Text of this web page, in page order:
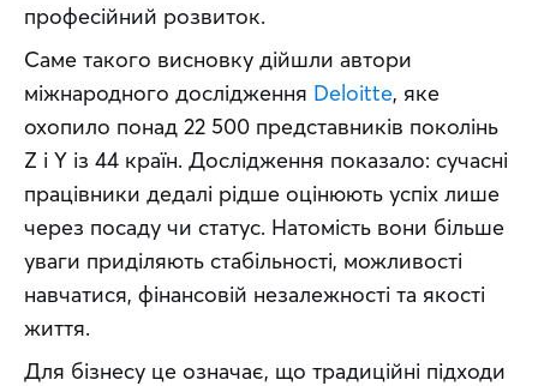
професійний розвиток.
Саме такого висновку дійшли автори
міжнародного дослідження Deloitte, яке
охопило понад 22 500 представників поколінь
Z і Y із 44 країн. Дослідження показало: сучасні
працівники дедалі рідше оцінюють успіх лише
через посаду чи статус. Натомість вони більше
уваги приділяють стабільності, можливості
навчатися, фінансовій незалежності та якості
життя.
Для бізнесу це означає, що традиційні підходи